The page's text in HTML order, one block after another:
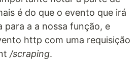
é do que o evento que irá
para a a nossa função, e
http com uma requisição
/scraping.